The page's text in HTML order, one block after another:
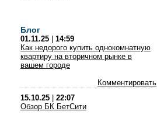
Блог
01.11.25
14:59
Как недорого купить однокомнатную
квартиру на вторичном рынке в
вашем городе
Комментировать
15.10.25
22:07
Обзор БК БетСити